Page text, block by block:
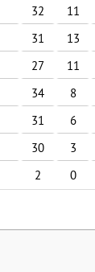
32 11
31 13
27 11
34 8
31 6
30 3
2 0